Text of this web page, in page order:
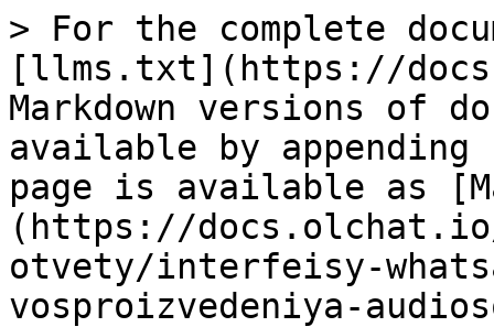
> For the complete
[llms.txt](https://
Markdown versions of
available by
page is available as
(https://
otvety/interfeisy-
vosproizvedeniya-